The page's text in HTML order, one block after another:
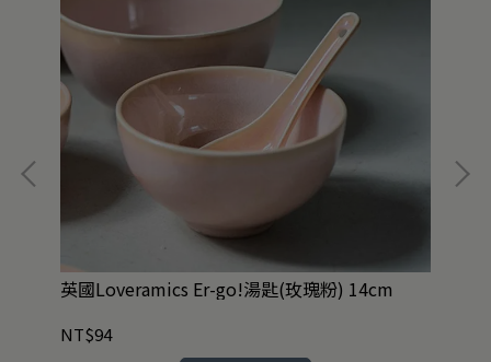
英國Loveramics Er-go!湯匙(玫瑰粉) 14cm
NT$94